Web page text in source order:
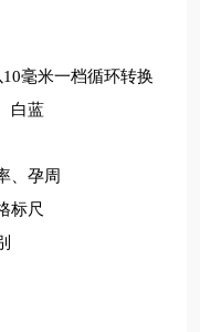
毫米一档循环转换
白蓝
、孕周
标尺